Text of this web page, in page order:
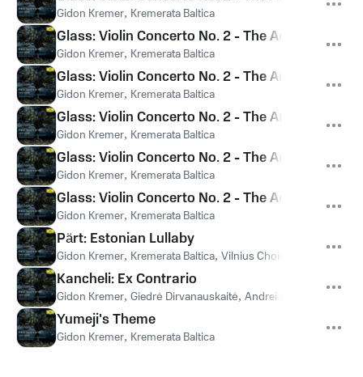
Gidon Kremer, Kremerata Baltica
Glass: Violin Concerto No. 2 - The American
Gidon Kremer, Kremerata Baltica
Glass: Violin Concerto No. 2 - The American
Gidon Kremer, Kremerata Baltica
Glass: Violin Concerto No. 2 - The American
Gidon Kremer, Kremerata Baltica
Glass: Violin Concerto No. 2 - The American
Gidon Kremer, Kremerata Baltica
Glass: Violin Concerto No. 2 - The American
Gidon Kremer, Kremerata Baltica
Pärt: Estonian Lullaby
Gidon Kremer, Kremerata Baltica, Vilnius Choir Singing
Kancheli: Ex Contrario
Gidon Kremer, Giedrė Dirvanauskaitė, Andrei Pushkarev
Yumeji's Theme
Gidon Kremer, Kremerata Baltica